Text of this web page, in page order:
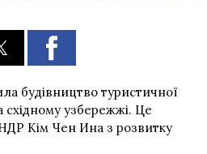
будівництво туристичної
узбережжі. Це
Кім Чен Ина з розвитку